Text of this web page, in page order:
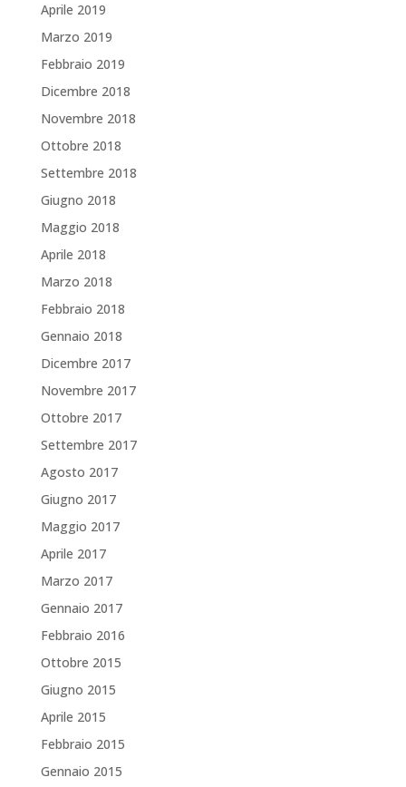
Aprile 2019
Marzo 2019
Febbraio 2019
Dicembre 2018
Novembre 2018
Ottobre 2018
Settembre 2018
Giugno 2018
Maggio 2018
Aprile 2018
Marzo 2018
Febbraio 2018
Gennaio 2018
Dicembre 2017
Novembre 2017
Ottobre 2017
Settembre 2017
Agosto 2017
Giugno 2017
Maggio 2017
Aprile 2017
Marzo 2017
Gennaio 2017
Febbraio 2016
Ottobre 2015
Giugno 2015
Aprile 2015
Febbraio 2015
Gennaio 2015